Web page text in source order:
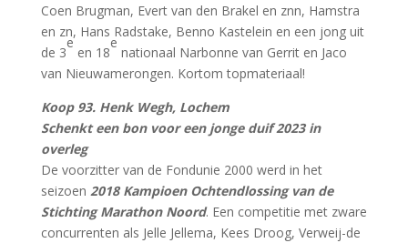
Coen Brugman, Evert van den Brakel en znn, Hamstra
en zn, Hans Radstake, Benno Kastelein en een jong uit
de 3
e
en 18
e
nationaal Narbonne van Gerrit en Jaco
van Nieuwamerongen. Kortom topmateriaal!
Koop 93. Henk Wegh, Lochem
Schenkt een bon voor een jonge duif 2023 in
overleg
De voorzitter van de Fondunie 2000 werd in het
seizoen 2018 Kampioen Ochtendlossing van de
Stichting Marathon Noord. Een competitie met zware
concurrenten als Jelle Jellema, Kees Droog, Verweij-de